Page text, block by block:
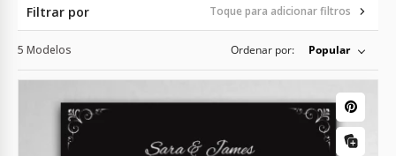
Filtrar por Toque para adicionar filtros
5 Modelos Ordenar por: Popular